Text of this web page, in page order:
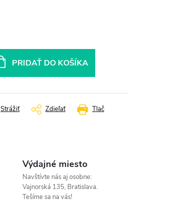
PRIDAŤ DO KOŠÍKA
Tlač
Strážiť Zdieľať
Výdajné miesto
Navštívte nás aj osobne:
Vajnorská 135, Bratislava.
Tešíme sa na vás!